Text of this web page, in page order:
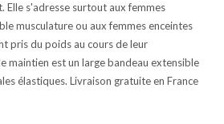
Elle s'adresse surtout aux femmes
musculature ou aux femmes enceintes
pris du poids au cours de leur
maintien est un large bandeau extensible
élastiques. Livraison gratuite en France